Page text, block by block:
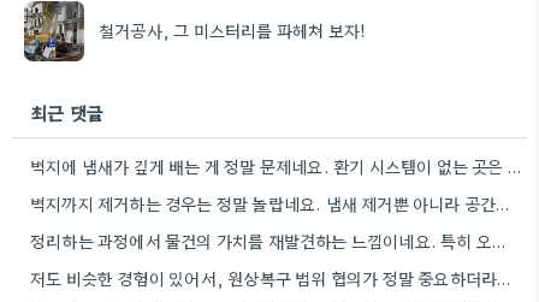
철거공사, 그 미스터리를 파헤쳐 보자!
최근 댓글
벽지에 냄새가 깊게 배는 게 정말 문제네요. 환기 시스템이 없는 곳은 훨씬 오래 걸릴 것…
벽지까지 제거하는 경우는 정말 놀랍네요. 냄새 제거뿐 아니라 공간의 전체적인 상황을 파악하는 게 중요해서 더…
정리하는 과정에서 물건의 가치를 재발견하는 느낌이네요. 특히 오래된 사진이나 편지 같은 것들 때문에 감정이 북받쳐…
저도 비슷한 경험이 있어서, 원상복구 범위 협의가 정말 중요하더라구요. 타일 보존 여부에 따라 견적 차이가…